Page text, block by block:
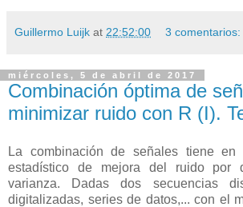
Guillermo Luijk at 22:52:00 3 comentarios:
miércoles, 5 de abril de 2017
Combinación óptima de
minimizar ruido con R (I).
La combinación de señales tiene en
estadístico de mejora del ruido por
varianza. Dadas dos secuencias
digitalizadas, series de datos,... con el